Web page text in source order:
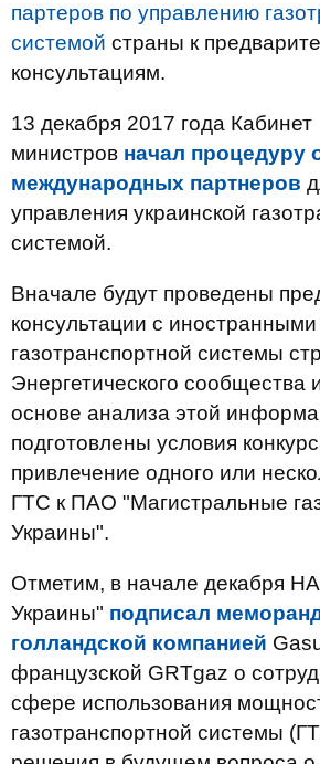
партеров по управлению
системой страны к
консультациям.
13 декабря 2017 года Кабинет
министров начал процедуру
международных партнеров
управления украинской
системой.
Вначале будут проведены
консультации с
газотранспортной системы
Энергетического
основе анализа этой
подготовлены условия
привлечение одного или
ГТС к ПАО "Магистральные
Украины".
Отметим, в начале декабря
Украины" подписал
голландской компанией
французской GRTgaz о
сфере использования
газотранспортной системы